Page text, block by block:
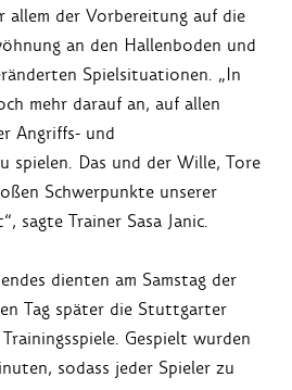
allem der Vorbereitung auf die
an den Hallenboden und
Spielsituationen. „In
mehr darauf an, auf allen
Angriffs- und
spielen. Das und der Wille, Tore
Schwerpunkte unserer
sagte Trainer Sasa Janic.
dienten am Samstag der
Tag später die Stuttgarter
Gespielt wurden
sodass jeder Spieler zu